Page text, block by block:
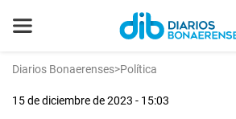
Diarios Bonaerenses>Política
15 de diciembre de 2023 - 15:03